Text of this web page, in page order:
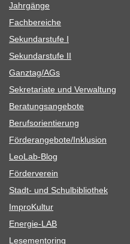
Jahr­gänge
Fach­be­rei­che
Sekun­dar­stufe I
Sekun­dar­stufe II
Ganztag/​​AGs
Sekre­ta­riate und Verwaltung
Bera­tungs­an­ge­bote
Berufs­ori­en­tie­rung
Förderangebote/​​Inklusion
Leo­Lab-Blog
För­der­ver­ein
Stadt- und Schulbibliothek
Impro­Kul­tur
Ener­­gie-LAB
Lese­men­to­ring